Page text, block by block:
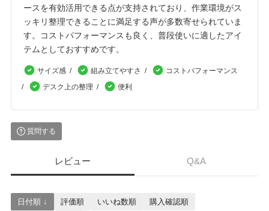
ースを有効活用できる点が支持されており、作業環境がス
ッキリ整理できることに満足する声が多数寄せられていま
す。コストパフォーマンスも良く、普段使いに適したアイ
テムとしておすすめです。
サイズ感 組み立てやすさ
コストパフォーマンス
デスク上の整理
便利
質問する
レビュー Q&A
日付順 ↓ 評価順 いいね数順
購入確認順